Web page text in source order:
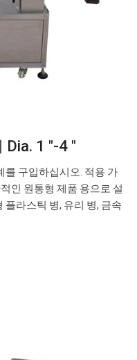
1 ″-4 ″
를 구입하십시오. 적용 가
인 원통형 제품 용으로 설
라스틱 병, 유리 병, 금속